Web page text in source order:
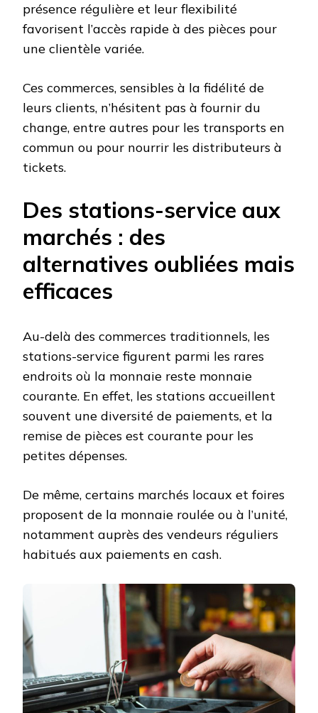
présence régulière et leur flexibilité
favorisent l’accès rapide à des pièces pour
une clientèle variée.
Ces commerces, sensibles à la fidélité de
leurs clients, n’hésitent pas à fournir du
change, entre autres pour les transports en
commun ou pour nourrir les distributeurs à
tickets.
Des stations-service aux
marchés : des
alternatives oubliées mais
efficaces
Au-delà des commerces traditionnels, les
stations-service figurent parmi les rares
endroits où la monnaie reste monnaie
courante. En effet, les stations accueillent
souvent une diversité de paiements, et la
remise de pièces est courante pour les
petites dépenses.
De même, certains marchés locaux et foires
proposent de la monnaie roulée ou à l’unité,
notamment auprès des vendeurs réguliers
habitués aux paiements en cash.